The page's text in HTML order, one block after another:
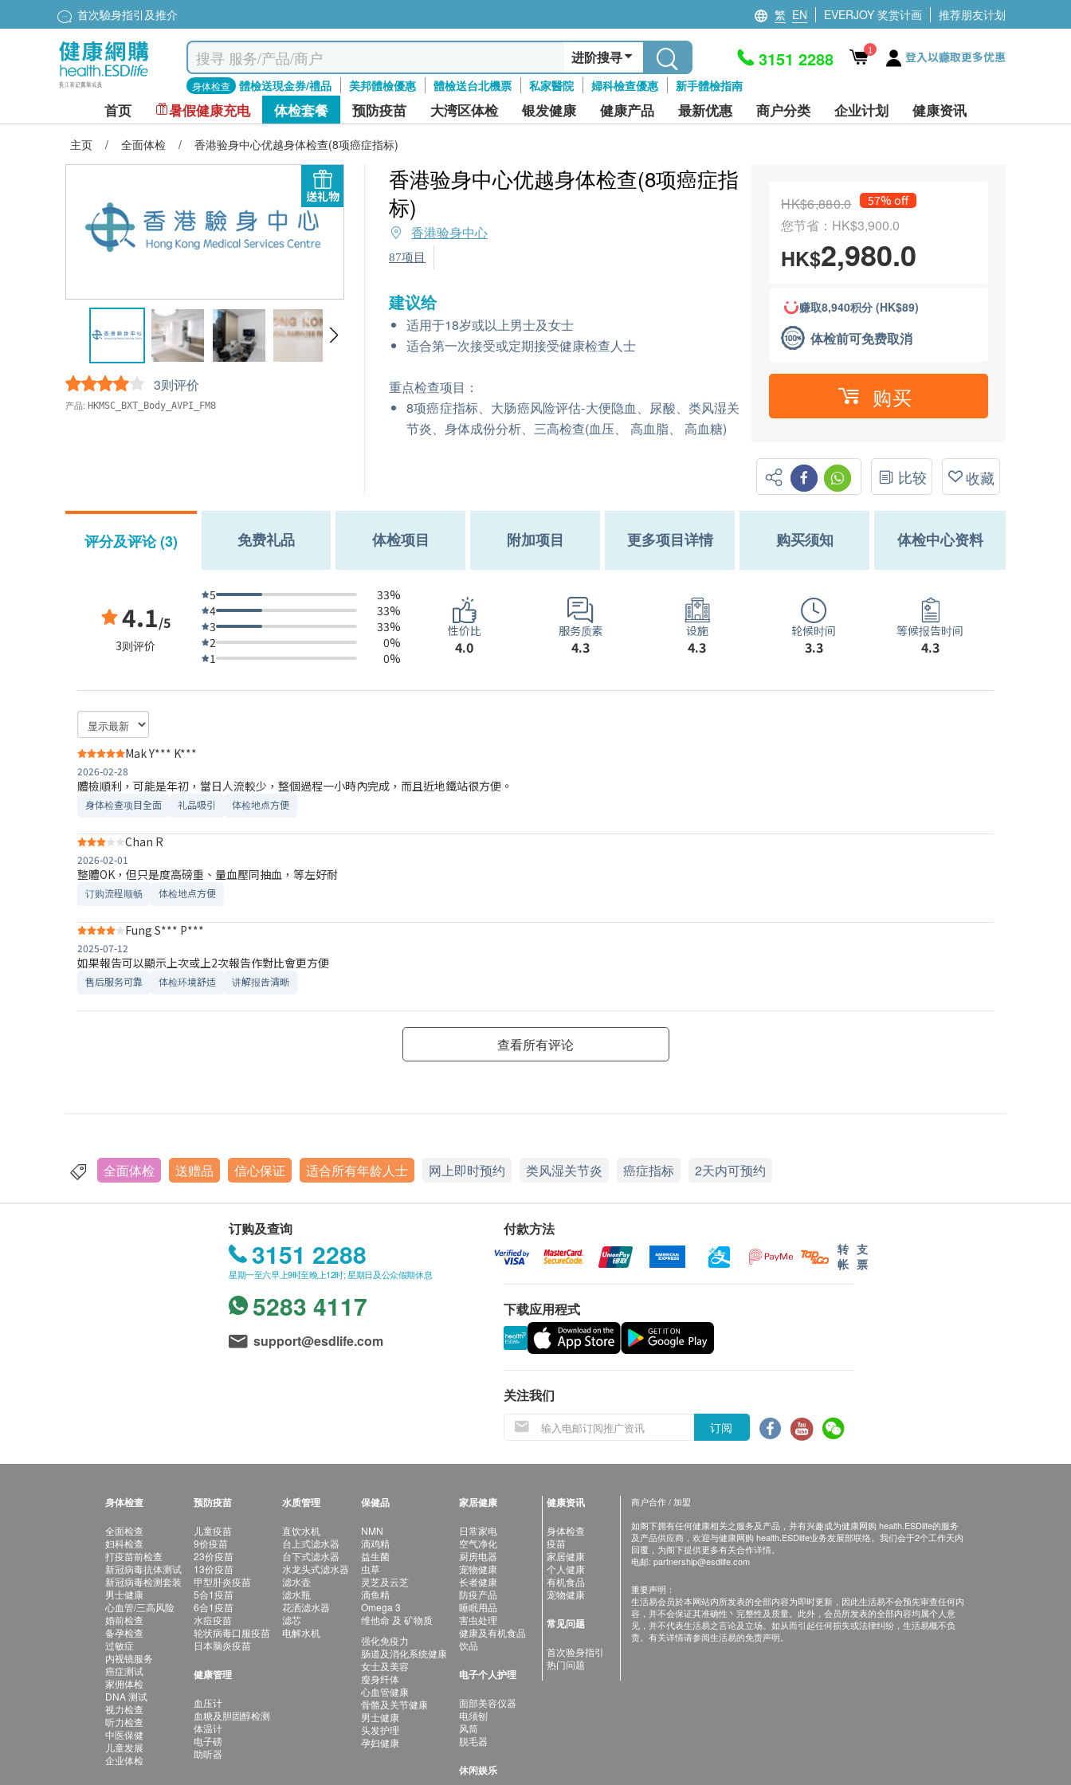
首次驗身指引及推介 繁 EN EVERJOY 奖赏计画 推荐朋友计划
进阶搜寻
身体检查 體檢送現金券/禮品 美邦體檢優惠 體檢送台北機票 私家醫院 婦科檢查優惠 新手體檢指南
3151 2288 1 登入以赚取更多优惠
首页 暑假健康充电 体检套餐 预防疫苗 大湾区体检 银发健康 健康产品 最新优惠 商户分类 企业计划 健康资讯
主页 / 全面体检 / 香港验身中心优越身体检查(8项癌症指标)
送礼物
3则评价
产品: HKMSC_BXT_Body_AVPI_FM8
香港验身中心优越身体检查(8项癌症指
标)
香港验身中心
87项目
建议给
适用于18岁或以上男士及女士
适合第一次接受或定期接受健康检查人士
重点检查项目：
8项癌症指标、大肠癌风险评估-大便隐血、尿酸、类风湿关
节炎、身体成份分析、三高检查(血压、 高血脂、 高血糖)
HK$6,880.0 57% off
您节省：HK$3,900.0
HK$2,980.0
赚取8,940积分 (HK$89)
体检前可免费取消
购买
比较 收藏
评分及评论 (3) 免费礼品 体检项目 附加项目 更多项目详情 购买须知 体检中心资料
4.1/5
3则评价
5
33%
4
33%
3
33%
2
0%
1
0%
性价比
4.0
服务质素
4.3
设施
4.3
轮候时间
3.3
等候报告时间
4.3
Mak Y*** K***
2026-02-28
體檢順利，可能是年初，當日人流較少，整個過程一小時內完成，而且近地鐵站很方便。
身体检查项目全面 礼品吸引 体检地点方便
Chan R
2026-02-01
整體OK，但只是度高磅重、量血壓同抽血，等左好耐
订购流程顺畅 体检地点方便
Fung S*** P***
2025-07-12
如果報告可以顯示上次或上2次報告作對比會更方便
售后服务可靠​ 体检环境舒适​ 讲解报告清晰​
查看所有评论
全面体检 送赠品 信心保证 适合所有年龄人士 网上即时预约 类风湿关节炎 癌症指标 2天内可预约
订购及查询
3151 2288
星期一至六早上9时至晚上12时; 星期日及公众假期休息
5283 4117
support@esdlife.com
付款方法
转
帐
支
票
下载应用程式
关注我们
订阅
身体检查
全面检查
妇科检查
打疫苗前检查
新冠病毒抗体测试
新冠病毒检测套装
男士健康
心血管/三高风险
婚前检查
备孕检查
过敏症
内视镜服务
癌症测试
家佣体检
DNA 测试
视力检查
听力检查
中医保健
儿童发展
企业体检
预防疫苗
儿童疫苗
9价疫苗
23价疫苗
13价疫苗
甲型肝炎疫苗
5合1疫苗
6合1疫苗
水痘疫苗
轮状病毒口服疫苗
日本脑炎疫苗
健康管理
血压计
血糖及胆固醇检测
体温计
电子磅
助听器
水质管理
直饮水机
台上式滤水器
台下式滤水器
水龙头式滤水器
滤水壶
滤水瓶
花洒滤水器
滤芯
电解水机
保健品
NMN
滴鸡精
益生菌
虫草
灵芝及云芝
滴鱼精
Omega 3
维他命 及 矿物质
强化免疫力
肠道及消化系统健康
女士及美容
瘦身纤体
心血管健康
骨骼及关节健康
男士健康
头发护理
孕妇健康
家居健康
日常家电
空气净化
厨房电器
宠物健康
长者健康
防疫产品
睡眠用品
害虫处理
健康及有机食品
饮品
电子个人护理
面部美容仪器
电须刨
风筒
脱毛器
休闲娱乐
健康资讯
身体检查
疫苗
家居健康
个人健康
有机食品
宠物健康
常见问题
首次验身指引
热门问题
商户合作 / 加盟
如阁下拥有任何健康相关之服务及产品，并有兴趣成为健康网购 health.ESDlife的服务
及产品供应商，欢迎与健康网购 health.ESDlife业务发展部联络。我们会于2个工作天内
回覆，为阁下提供更多有关合作详情。
电邮: partnership@esdlife.com
重要声明：
生活易会员於本网站内所发表的全部内容为即时更新，因此生活易不会预先审查任何内
容，并不会保证其准确性丶完整性及质量。此外，会员所发表的全部内容均属个人意
见，并不代表生活易之言论及立场。如从而引起任何损失或法律纠纷，生活易概不负
责。有关详情请参阅生活易的免责声明。